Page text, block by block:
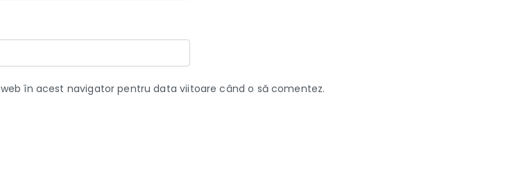
în acest navigator pentru data viitoare când o să comentez.